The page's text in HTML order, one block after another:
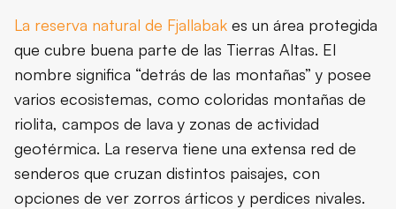
La reserva natural de Fjallabak es un área protegida
que cubre buena parte de las Tierras Altas. El
nombre significa “detrás de las montañas” y posee
varios ecosistemas, como coloridas montañas de
riolita, campos de lava y zonas de actividad
geotérmica. La reserva tiene una extensa red de
senderos que cruzan distintos paisajes, con
opciones de ver zorros árticos y perdices nivales.